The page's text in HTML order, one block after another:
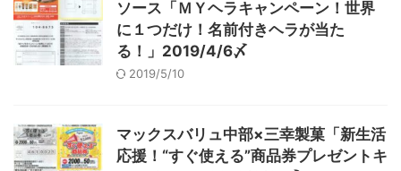
ソース「ＭＹヘラキャンペーン！世界
に１つだけ！名前付きヘラが当た
る！」2019/4/6〆
2019/5/10
マックスバリュ中部×三幸製菓「新生活
応援！“すぐ使える”商品券プレゼントキ